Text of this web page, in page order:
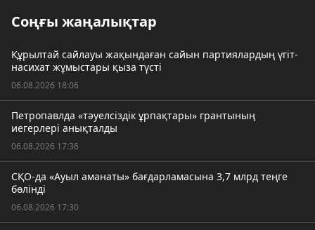
Соңғы жаңалықтар
Құрылтай сайлауы жақындаған сайын партиялардың үгіт-
насихат жұмыстары қыза түсті
06.08.2026 18:06
Петропавлда «тәуелсіздік ұрпақтары» грантының
иегерлері анықталды
06.08.2026 17:36
СҚО-да «Ауыл аманаты» бағдарламасына 3,7 млрд теңге
бөлінді
06.08.2026 17:30